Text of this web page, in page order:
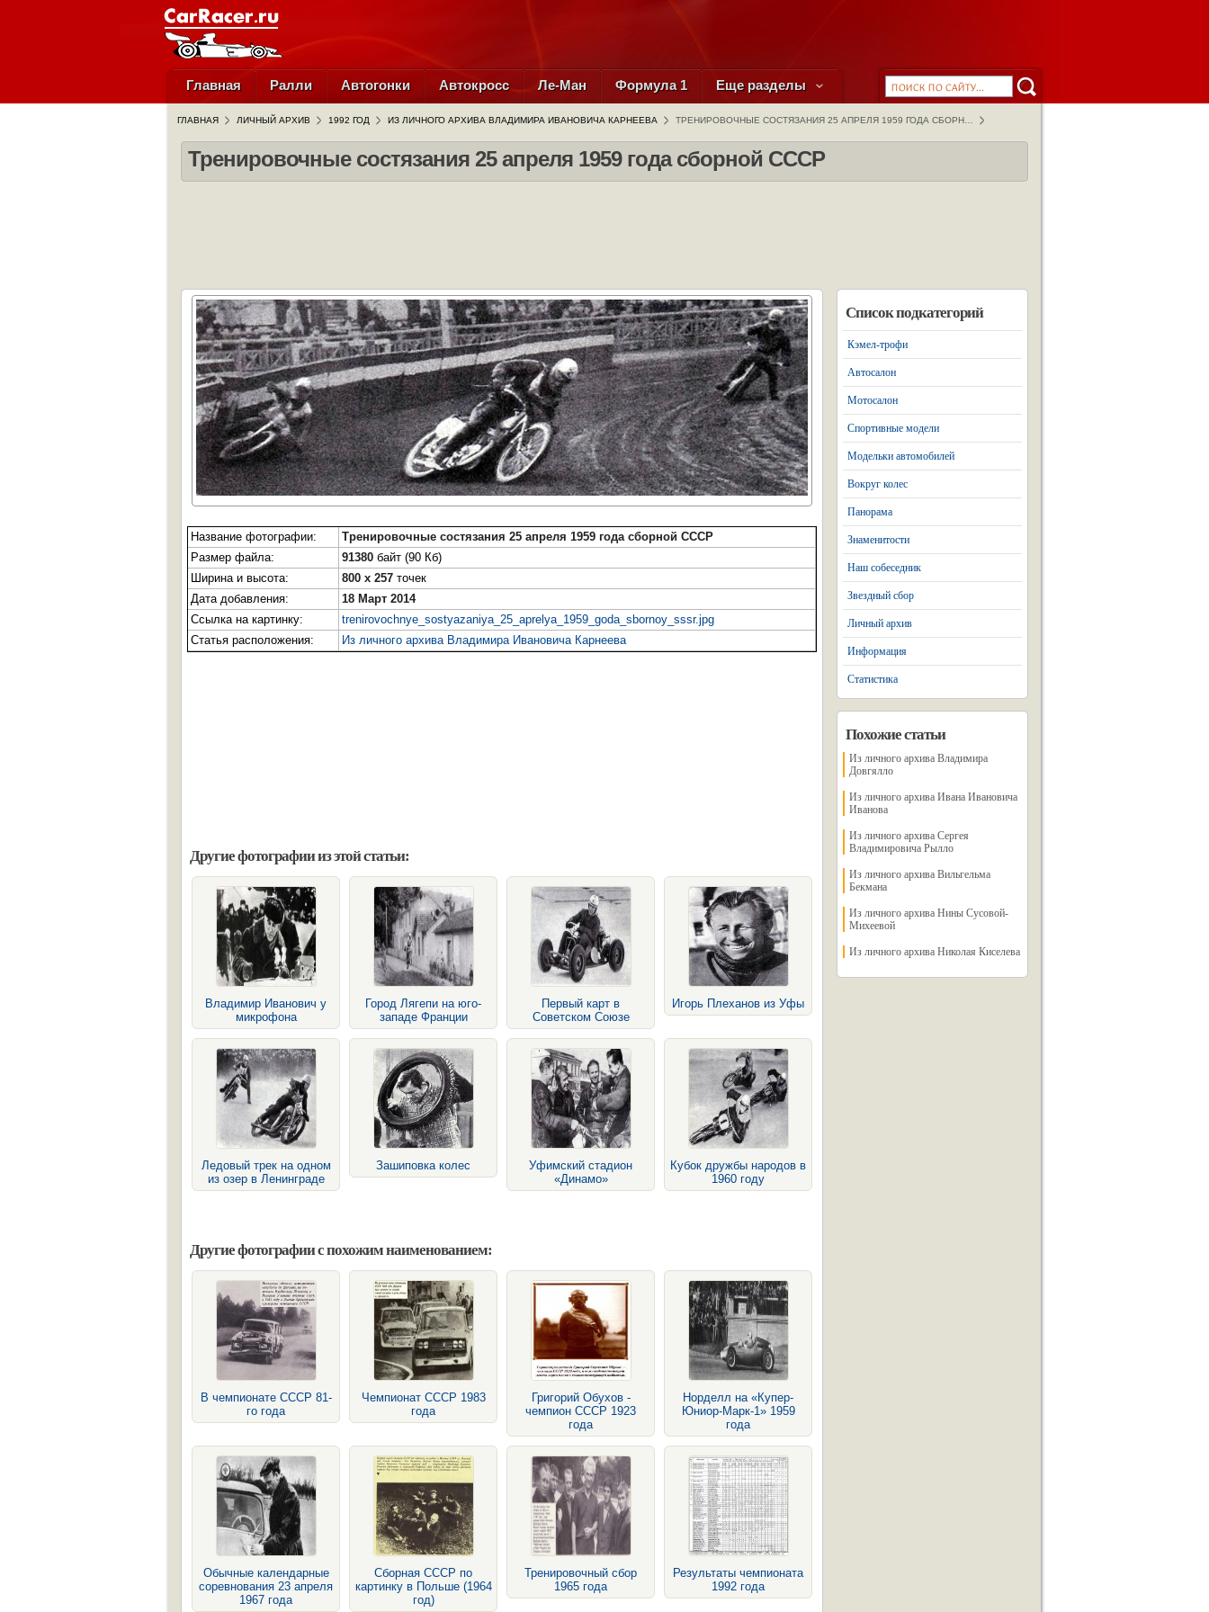
Главная Ралли Автогонки Автокросс Ле-Ман Формула 1 Еще разделы
ГЛАВНАЯ ЛИЧНЫЙ АРХИВ 1992 ГОД ИЗ ЛИЧНОГО АРХИВА ВЛАДИМИРА ИВАНОВИЧА КАРНЕЕВА ТРЕНИРОВОЧНЫЕ СОСТЯЗАНИЯ 25 АПРЕЛЯ 1959 ГОДА СБОРН…
Тренировочные состязания 25 апреля 1959 года сборной СССР
Название фотографии:
Тренировочные состязания 25 апреля 1959 года сборной СССР
Размер файла:
91380 байт (90 Кб)
Ширина и высота:
800 x 257 точек
Дата добавления:
18 Март 2014
Ссылка на картинку:
trenirovochnye_sostyazaniya_25_aprelya_1959_goda_sbornoy_sssr.jpg
Статья расположения:
Из личного архива Владимира Ивановича Карнеева
Другие фотографии из этой статьи:
Владимир Иванович у
микрофона
Город Лягепи на юго-
западе Франции
Первый карт в
Советском Союзе
Игорь Плеханов из Уфы
Ледовый трек на одном
из озер в Ленинграде
Зашиповка колес
Уфимский стадион
«Динамо»
Кубок дружбы народов в
1960 году
Другие фотографии с похожим наименованием:
В чемпионате СССР 81-
го года
Чемпионат СССР 1983
года
Григорий Обухов -
чемпион СССР 1923
года
Норделл на «Купер-
Юниор-Марк-1» 1959
года
Обычные календарные
соревнования 23 апреля
1967 года
Сборная СССР по
картинку в Польше (1964
год)
Тренировочный сбор
1965 года
Результаты чемпионата
1992 года
Список подкатегорий
Кэмел-трофи
Автосалон
Мотосалон
Спортивные модели
Модельки автомобилей
Вокруг колес
Панорама
Знаменитости
Наш собеседник
Звездный сбор
Личный архив
Информация
Статистика
Похожие статьи
Из личного архива Владимира
Довгялло
Из личного архива Ивана Ивановича
Иванова
Из личного архива Сергея
Владимировича Рылло
Из личного архива Вильгельма
Бекмана
Из личного архива Нины Сусовой-
Михеевой
Из личного архива Николая Киселева